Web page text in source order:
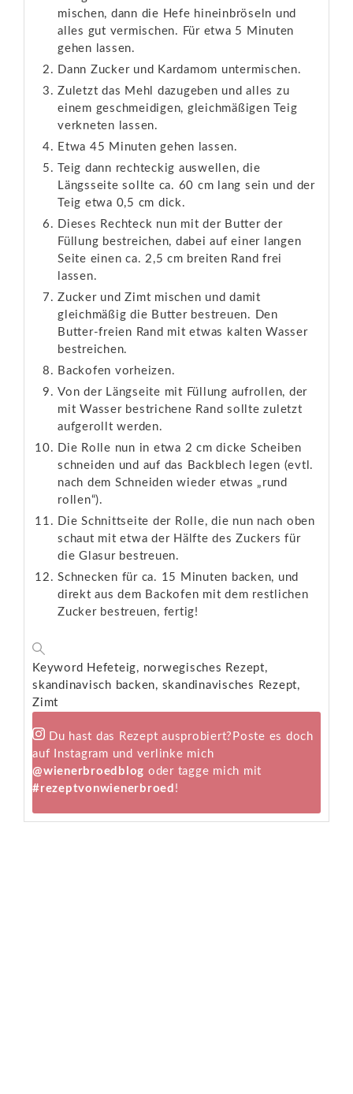
mischen, dann die Hefe hineinbröseln und
alles gut vermischen. Für etwa 5 Minuten
gehen lassen.
Dann Zucker und Kardamom untermischen.
Zuletzt das Mehl dazugeben und alles zu
einem geschmeidigen, gleichmäßigen Teig
verkneten lassen.
Etwa 45 Minuten gehen lassen.
Teig dann rechteckig auswellen, die
Längsseite sollte ca. 60 cm lang sein und der
Teig etwa 0,5 cm dick.
Dieses Rechteck nun mit der Butter der
Füllung bestreichen, dabei auf einer langen
Seite einen ca. 2,5 cm breiten Rand frei
lassen.
Zucker und Zimt mischen und damit
gleichmäßig die Butter bestreuen. Den
Butter-freien Rand mit etwas kalten Wasser
bestreichen.
Backofen vorheizen.
Von der Längseite mit Füllung aufrollen, der
mit Wasser bestrichene Rand sollte zuletzt
aufgerollt werden.
Die Rolle nun in etwa 2 cm dicke Scheiben
schneiden und auf das Backblech legen (evtl.
nach dem Schneiden wieder etwas „rund
rollen“).
Die Schnittseite der Rolle, die nun nach oben
schaut mit etwa der Hälfte des Zuckers für
die Glasur bestreuen.
Schnecken für ca. 15 Minuten backen, und
direkt aus dem Backofen mit dem restlichen
Zucker bestreuen, fertig!
Keyword Hefeteig, norwegisches Rezept,
skandinavisch backen, skandinavisches Rezept,
Zimt
Du hast das Rezept ausprobiert? Poste es doch
auf Instagram und verlinke mich
@wienerbroedblog oder tagge mich mit
#rezeptvonwienerbroed !